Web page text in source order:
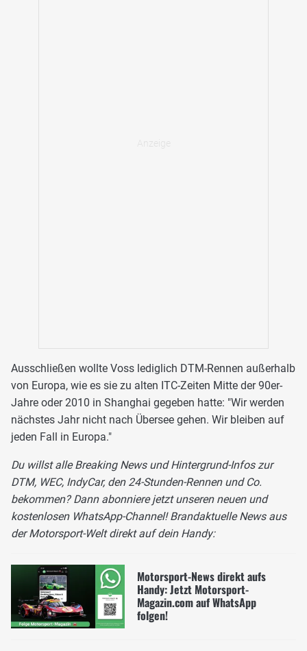
Ausschließen wollte Voss lediglich DTM-Rennen außerhalb
von Europa, wie es sie zu alten ITC-Zeiten Mitte der 90er-
Jahre oder 2010 in Shanghai gegeben hatte: "Wir werden
nächstes Jahr nicht nach Übersee gehen. Wir bleiben auf
jeden Fall in Europa."
Du willst alle Breaking News und Hintergrund-Infos zur
DTM, WEC, IndyCar, den 24-Stunden-Rennen und Co.
bekommen? Dann abonniere jetzt unseren neuen und
kostenlosen WhatsApp-Channel! Brandaktuelle News aus
der Motorsport-Welt direkt auf dein Handy:
Motorsport-News direkt aufs
Handy: Jetzt Motorsport-
Magazin.com auf WhatsApp
folgen!